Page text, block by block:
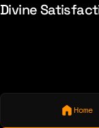
Divine
Home